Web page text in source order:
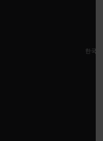
한국